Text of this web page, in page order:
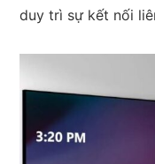
duy trì sự kết nối